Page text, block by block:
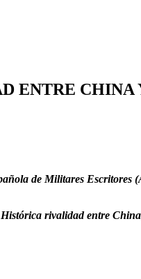
ENTRE CHINA
de Militares
rivalidad entre